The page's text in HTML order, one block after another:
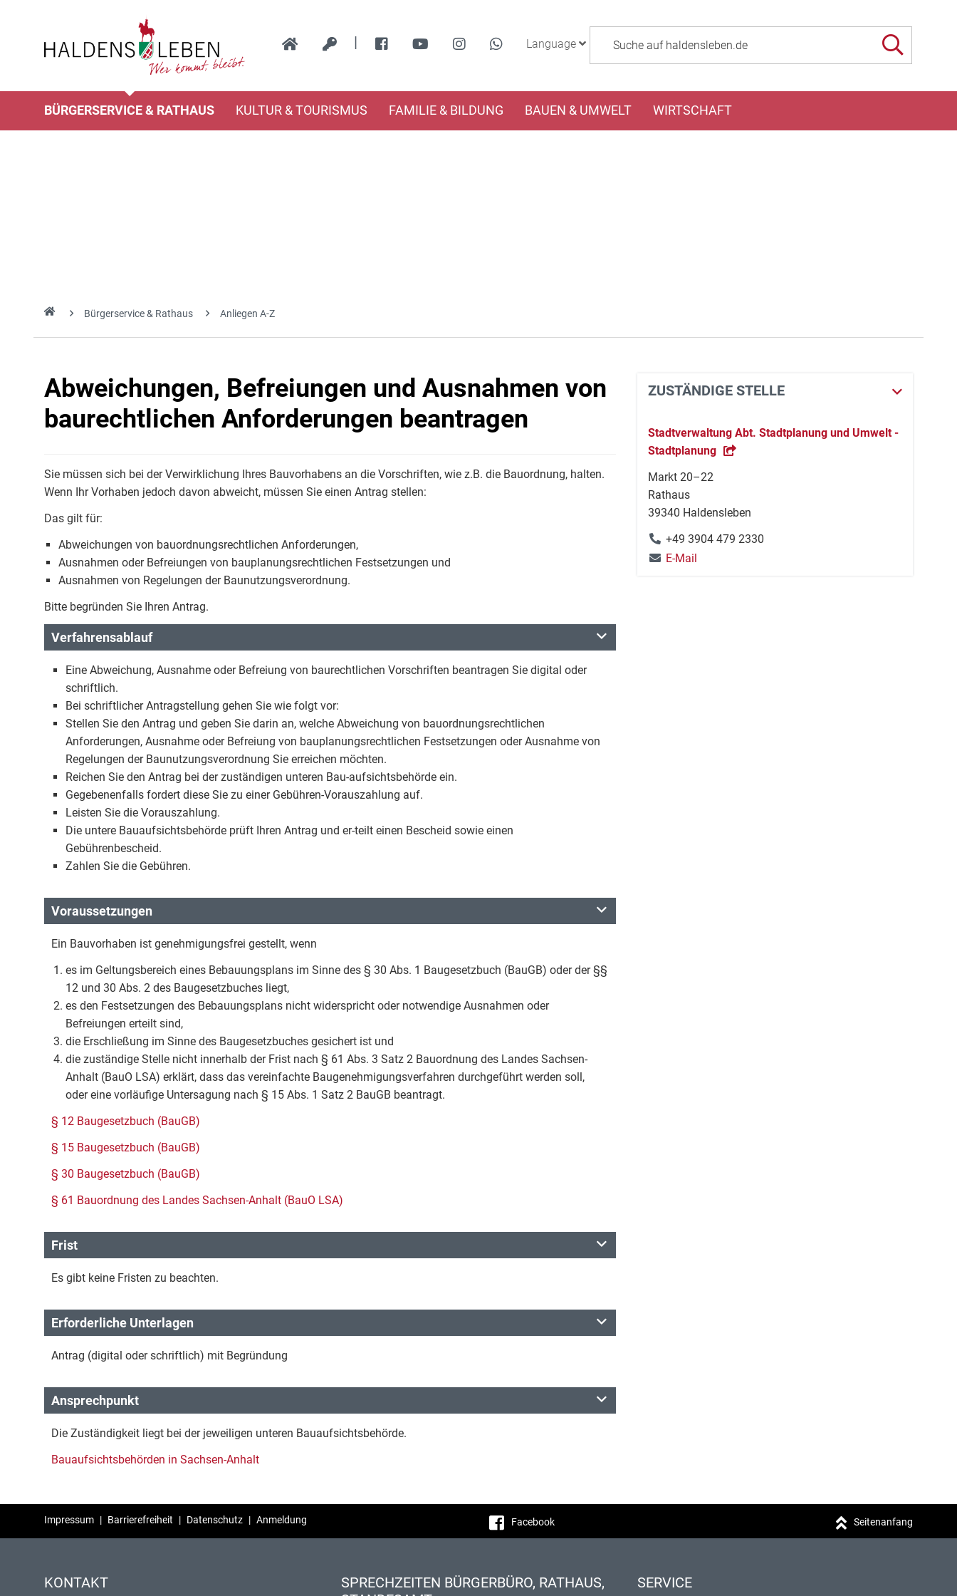
| Language
BÜRGERSERVICE & RATHAUS KULTUR & TOURISMUS FAMILIE & BILDUNG BAUEN & UMWELT WIRTSCHAFT
Bürgerservice & Rathaus Anliegen A-Z
Abweichungen, Befreiungen und Ausnahmen von
baurechtlichen Anforderungen beantragen
Sie müssen sich bei der Verwirklichung Ihres Bauvorhabens an die Vorschriften, wie z.B. die Bauordnung, halten.
Wenn Ihr Vorhaben jedoch davon abweicht, müssen Sie einen Antrag stellen:
Das gilt für:
Abweichungen von bauordnungsrechtlichen Anforderungen,
Ausnahmen oder Befreiungen von bauplanungsrechtlichen Festsetzungen und
Ausnahmen von Regelungen der Baunutzungsverordnung.
Bitte begründen Sie Ihren Antrag.
Verfahrensablauf
Eine Abweichung, Ausnahme oder Befreiung von baurechtlichen Vorschriften beantragen Sie digital oder
schriftlich.
Bei schriftlicher Antragstellung gehen Sie wie folgt vor:
Stellen Sie den Antrag und geben Sie darin an, welche Abweichung von bauordnungsrechtlichen
Anforderungen, Ausnahme oder Befreiung von bauplanungsrechtlichen Festsetzungen oder Ausnahme von
Regelungen der Baunutzungsverordnung Sie erreichen möchten.
Reichen Sie den Antrag bei der zuständigen unteren Bau-aufsichtsbehörde ein.
Gegebenenfalls fordert diese Sie zu einer Gebühren-Vorauszahlung auf.
Leisten Sie die Vorauszahlung.
Die untere Bauaufsichtsbehörde prüft Ihren Antrag und er-teilt einen Bescheid sowie einen
Gebührenbescheid.
Zahlen Sie die Gebühren.
Voraussetzungen
Ein Bauvorhaben ist genehmigungsfrei gestellt, wenn
es im Geltungsbereich eines Bebauungsplans im Sinne des § 30 Abs. 1 Baugesetzbuch (BauGB) oder der §§
12 und 30 Abs. 2 des Baugesetzbuches liegt,
es den Festsetzungen des Bebauungsplans nicht widerspricht oder notwendige Ausnahmen oder
Befreiungen erteilt sind,
die Erschließung im Sinne des Baugesetzbuches gesichert ist und
die zuständige Stelle nicht innerhalb der Frist nach § 61 Abs. 3 Satz 2 Bauordnung des Landes Sachsen-
Anhalt (BauO LSA) erklärt, dass das vereinfachte Baugenehmigungsverfahren durchgeführt werden soll,
oder eine vorläufige Untersagung nach § 15 Abs. 1 Satz 2 BauGB beantragt.
§ 12 Baugesetzbuch (BauGB)
§ 15 Baugesetzbuch (BauGB)
§ 30 Baugesetzbuch (BauGB)
§ 61 Bauordnung des Landes Sachsen-Anhalt (BauO LSA)
Frist
Es gibt keine Fristen zu beachten.
Erforderliche Unterlagen
Antrag (digital oder schriftlich) mit Begründung
Ansprechpunkt
Die Zuständigkeit liegt bei der jeweiligen unteren Bauaufsichtsbehörde.
Bauaufsichtsbehörden in Sachsen-Anhalt
ZUSTÄNDIGE STELLE
Stadtverwaltung Abt. Stadtplanung und Umwelt -
Stadtplanung
Markt 20–22
Rathaus
39340 Haldensleben
+49 3904 479 2330
E-Mail
Impressum | Barrierefreiheit | Datenschutz | Anmeldung Facebook Seitenanfang
KONTAKT
SPRECHZEITEN BÜRGERBÜRO, RATHAUS,
SERVICE